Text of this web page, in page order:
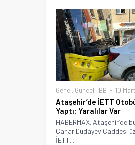
Genel, Güncel, İBB 10
Ataşehir’de İETT
Yaptı: Yaralılar Var
HABERMAX. Ataşehir’de
Cahar Dudayev Caddesi
İETT...